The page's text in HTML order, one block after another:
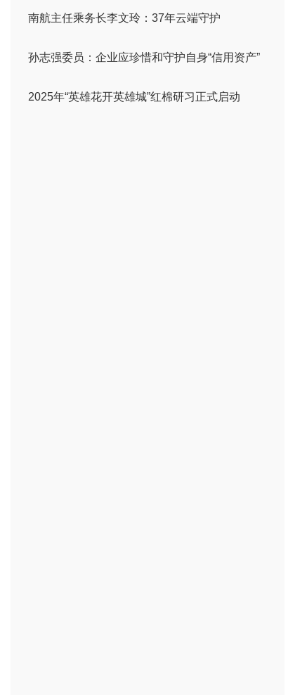
南航主任乘务长李文玲：37年云端守护
孙志强委员：企业应珍惜和守护自身“信用资产”
2025年“英雄花开英雄城”红棉研习正式启动